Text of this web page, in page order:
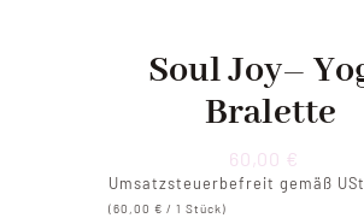
Soul Joy–
Bralette
60,00 €
Umsatzsteuerbefreit gemäß
(60,00€ / 1 Stück)